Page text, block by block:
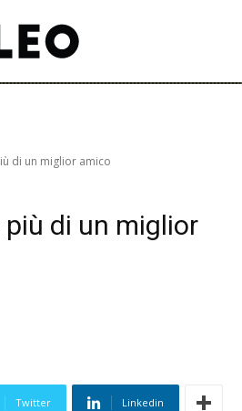
di un miglior amico
di un miglior
Twitter Linkedin